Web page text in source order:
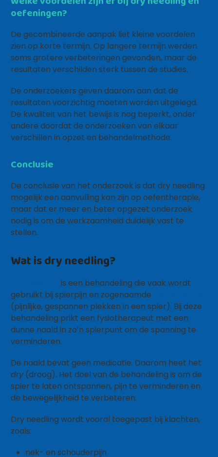
oefeningen?
De gecombineerde aanpak liet kleine voordelen
zien op korte termijn. Op langere termijn werden
soms grotere verbeteringen gevonden, maar de
resultaten verschilden sterk tussen de studies.
De onderzoekers geven daarom aan dat de
resultaten voorzichtig moeten worden uitgelegd.
De kwaliteit van het bewijs is nog beperkt, onder
andere doordat de onderzoeken van elkaar
verschillen in opzet en behandelmethode.
Conclusie
De conclusie van het onderzoek is dat dry needling
mogelijk een aanvulling kan zijn op oefentherapie,
maar dat er meer en beter opgezet onderzoek
nodig is om de werkzaamheid duidelijk vast te
stellen.
Wat is dry needling?
is een behandeling die vaak wordt
gebruikt bij spierpijn en zogenaamde
(pijnlijke, gespannen plekken in een spier). Bij deze
behandeling prikt een fysiotherapeut met een
dunne naald in zo’n spierpunt om de spanning te
verminderen.
De naald bevat geen medicatie. Daarom heet het
dry(droog). Het doel van de behandeling is om de
spier te laten ontspannen, pijn te verminderen en
de bewegelijkheid te verbeteren.
Dry needling wordt vooral toegepast bij klachten,
zoals:
nek- en schouderpijn